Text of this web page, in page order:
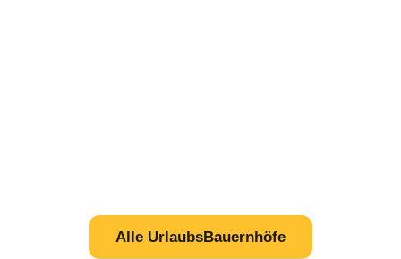
Alle UrlaubsBauernhöfe